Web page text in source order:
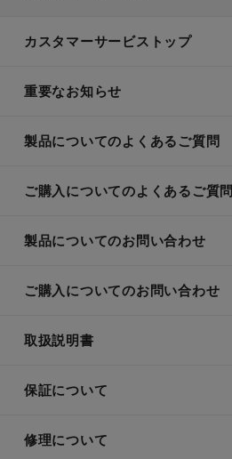
カスタマーサービストップ
重要なお知らせ
製品についてのよくあるご質問
ご購入についてのよくあるご質問
製品についてのお問い合わせ
ご購入についてのお問い合わせ
取扱説明書
保証について
修理について